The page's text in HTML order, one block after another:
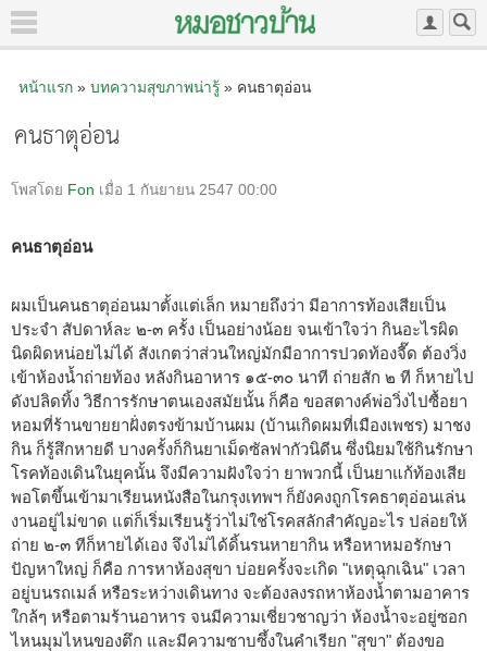
หน้าแรก» บทความสุขภาพน่ารู้» คนธาตุอ่อน
คนธาตุอ่อน
โพสโดย Fon เมื่อ 1 กันยายน 2547 00:00
คนธาตุอ่อน
ผมเป็นคนธาตุอ่อนมาตั้งแต่เล็ก หมายถึงว่า มีอาการท้องเสียเป็น
ประจำ สัปดาห์ละ ๒-๓ ครั้ง เป็นอย่างน้อย จนเข้าใจว่า กินอะไรผิด
นิดผิดหน่อยไม่ได้ สังเกตว่าส่วนใหญ่มักมีอาการปวดท้องจี๊ด ต้องวิ่ง
เข้าห้องน้ำถ่ายท้อง หลังกินอาหาร ๑๕-๓๐ นาที ถ่ายสัก ๒ ที ก็หายไป
ดังปลิดทิ้ง วิธีการรักษาตนเองสมัยนั้น ก็คือ ขอสตางค์พ่อวิ่งไปซื้อยา
หอมที่ร้านขายยาฝั่งตรงข้ามบ้านผม (บ้านเกิดผมที่เมืองเพชร) มาชง
กิน ก็รู้สึกหายดี บางครั้งก็กินยาเม็ดซัลฟากัวนิดีน ซึ่งนิยมใช้กินรักษา
โรคท้องเดินในยุคนั้น จึงมีความฝังใจว่า ยาพวกนี้ เป็นยาแก้ท้องเสีย
พอโตขึ้นเข้ามาเรียนหนังสือในกรุงเทพฯ ก็ยังคงถูกโรคธาตุอ่อนเล่น
งานอยู่ไม่ขาด แต่ก็เริ่มเรียนรู้ว่าไม่ใช่โรคสลักสำคัญอะไร ปล่อยให้
ถ่าย ๒-๓ ทีก็หายได้เอง จึงไม่ได้ดิ้นรนหายากิน หรือหาหมอรักษา
ปัญหาใหญ่ ก็คือ การหาห้องสุขา บ่อยครั้งจะเกิด "เหตุฉุกเฉิน" เวลา
อยู่บนรถเมล์ หรือระหว่างเดินทาง จะต้องลงรถหาห้องน้ำตามอาคาร
ใกล้ๆ หรือตามร้านอาหาร จนมีความเชี่ยวชาญว่า ห้องน้ำจะอยู่ซอก
ไหนมุมไหนของตึก และมีความซาบซึ้งในคำเรียก "สุขา" ต้องขอ